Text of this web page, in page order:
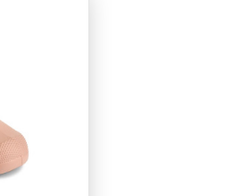
do obuvi, ktorá bude
módou LIEWOOD, aby bol